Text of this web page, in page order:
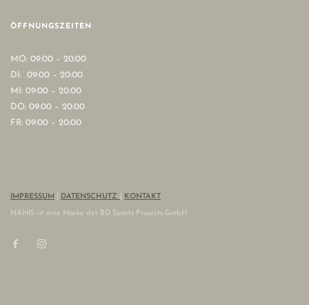
ÖFFNUNGSZEITEN
MO: 09:00 – 20:00
DI: 09:00 – 20:00
MI: 09:00 – 20:00
DO: 09:00 – 20:00
FR: 09:00 – 20:00
IMPRESSUM DATENSCHUTZ KONTAKT
NANIS ist eine Marke der BD Sports Projects GmbH